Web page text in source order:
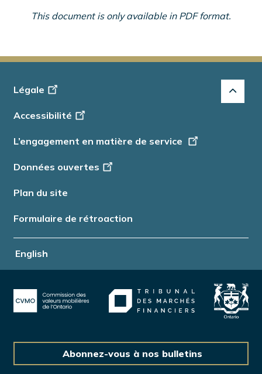
This document is only available in PDF format.
English
Footer
Info
Légale
Accessibilité
L’engagement en matière de service
Données ouvertes
Plan du site
Formulaire de rétroaction
Abonnez-vous à nos bulletins